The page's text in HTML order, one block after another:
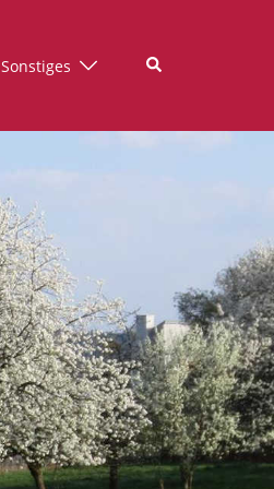
Sonstiges Suche